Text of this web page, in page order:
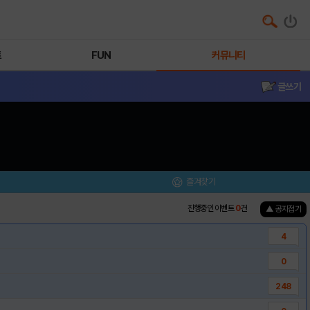
FUN 커뮤니티
글쓰기
즐겨찾기
진행중인 이벤트0건 ▲ 공지접기
4
0
248